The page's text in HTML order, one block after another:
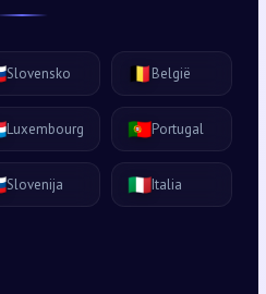
Slovensko 🇧🇪België
Luxembourg 🇵🇹Portugal
Slovenija 🇮🇹Italia